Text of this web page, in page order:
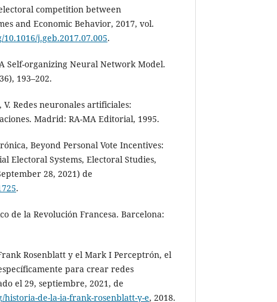
competition between
and Economic Behavior, 2017, vol.
j.geb.2017.07.005.
Self-organizing Neural Network Model.
193–202.
Redes neuronales artificiales:
Madrid: RA-MA Editorial, 1995.
Beyond Personal Vote Incentives:
Electoral Systems, Electoral Studies,
28, 2021) de
.
de la Revolución Francesa. Barcelona:
Rosenblatt y el Mark I Perceptrón, el
para crear redes
el 29, septiembre, 2021, de
de-la-ia-frank-rosenblatt-y-e, 2018.